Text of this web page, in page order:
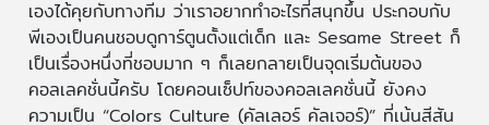
เองได้คุยกับทางทีม ว่าเราอยากทำอะไรที่สนุกขึ้น ประกอบกับ
พีเองเป็นคนชอบดูการ์ตูนตั้งแต่เด็ก และ Sesame Street ก็
เป็นเรื่องหนึ่งที่ชอบมาก ๆ ก็เลยกลายเป็นจุดเริ่มต้นของ
คอลเลคชั่นนี้ครับ โดยคอนเซ็ปท์ของคอลเลคชั่นนี้ ยังคง
ความเป็น “Colors Culture (คัลเลอร์ คัลเจอร์)” ที่เน้นสีสัน